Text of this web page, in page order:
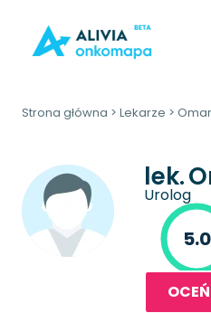
Strona główna > Lekarze >
lek.
Urolog
5.0